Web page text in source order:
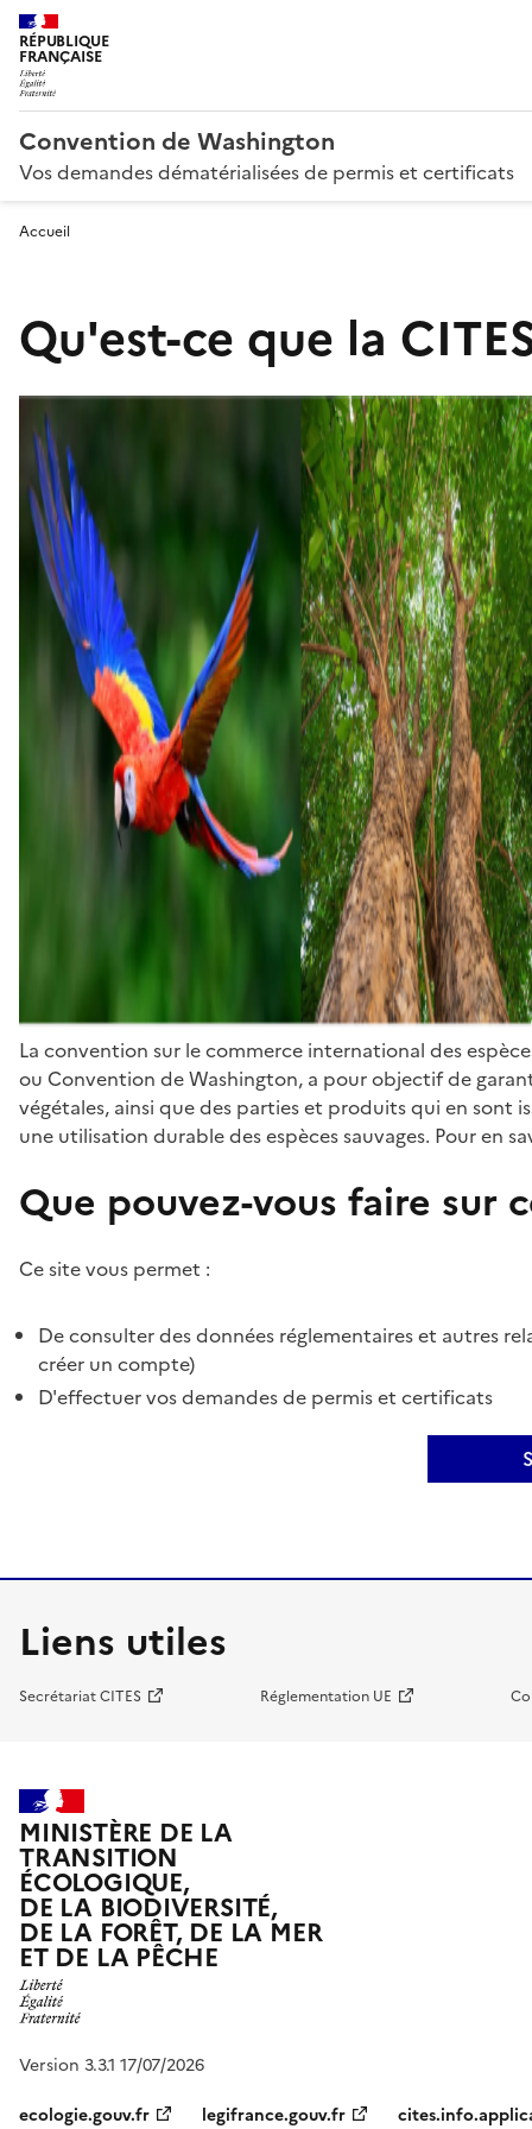
RÉPUBLIQUE
FRANÇAISE
Convention de Washington
Vos demandes dématérialisées de permis et certificats
Accueil
Qu'est-ce que la
La convention sur le commerce international des
ou Convention de Washington, a pour objectif de
végétales, ainsi que des parties et produits qui en sont
une utilisation durable des espèces sauvages. Pour en
Que pouvez-vous faire sur
Ce site vous permet :
De consulter des données réglementaires et autres
créer un compte)
D'effectuer vos demandes de permis et certificats
Liens utiles
Secrétariat CITES Réglementation UE
MINISTÈRE DE LA
TRANSITION
ÉCOLOGIQUE,
DE LA BIODIVERSITÉ,
DE LA FORÊT, DE LA MER
ET DE LA PÊCHE
Version 3.3.1 17/07/2026
ecologie.gouv.fr
legifrance.gouv.fr